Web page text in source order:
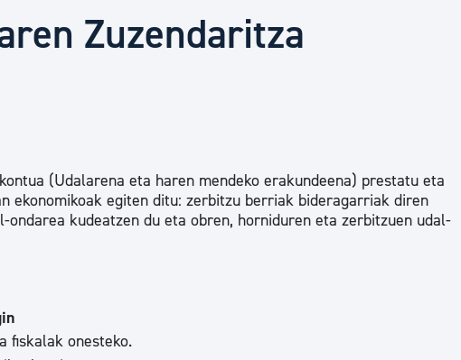
Garapen ekonomikoa eta
Berdintasuna, Giza Eskubideak
Zuzendaritza
(Udalarena eta haren mendeko erakundeena) prestatu eta
ekonomikoak egiten ditu: zerbitzu berriak bideragarriak diren
ondarea kudeatzen du eta obren, horniduren eta zerbitzuen udal-
fiskalak onesteko.